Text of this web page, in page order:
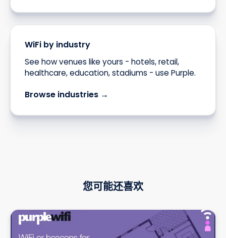
WiFi by industry
See how venues like yours - hotels, retail,
healthcare, education, stadiums - use Purple.
Browse industries →
您可能还喜欢